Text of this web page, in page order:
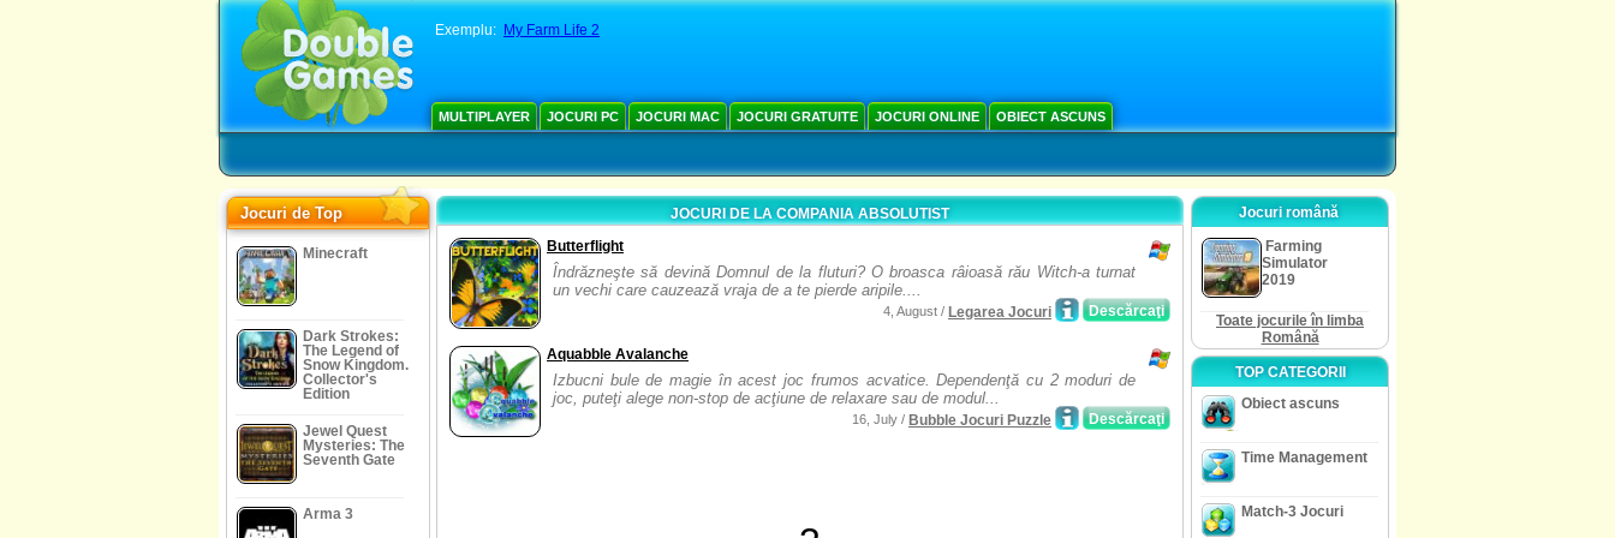
Exemplu: My Farm Life 2
MULTIPLAYER JOCURI PC JOCURI MAC JOCURI GRATUITE JOCURI ONLINE OBIECT ASCUNS
Jocuri de Top
Minecraft
Dark Strokes:
The Legend of
Snow Kingdom.
Collector's
Edition
Jewel Quest
Mysteries: The
Seventh Gate
Arma 3
JOCURI DE LA COMPANIA ABSOLUTIST
Butterflight
Îndrăzneşte să devină Domnul de la fluturi? O broasca râioasă rău Witch-a turnat
un vechi care cauzează vraja de a te pierde aripile....
Descărcaţi
4, August / Legarea Jocuri
Aquabble Avalanche
Izbucni bule de magie în acest joc frumos acvatice. Dependenţă cu 2 moduri de
joc, puteţi alege non-stop de acţiune de relaxare sau de modul...
Descărcaţi
16, July / Bubble Jocuri Puzzle
Jocuri română
Farming
Simulator
2019
Toate jocurile în limba
Română
TOP CATEGORII
Obiect ascuns
Time Management
Match-3 Jocuri